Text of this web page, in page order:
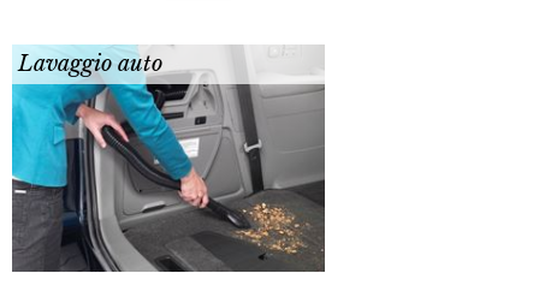
Lavaggio auto